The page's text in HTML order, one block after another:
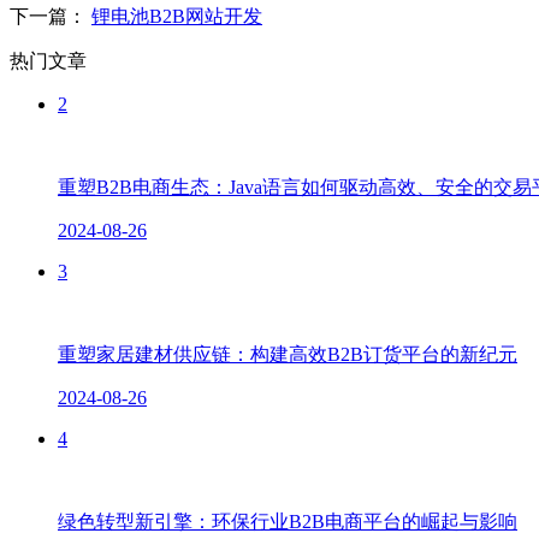
下一篇： 锂电池B2B网站开发
热门文章
2
重塑B2B电商生态：Java语言如何驱动高效、安全的交易
2024-08-26
3
重塑家居建材供应链：构建高效B2B订货平台的新纪元
2024-08-26
4
绿色转型新引擎：环保行业B2B电商平台的崛起与影响